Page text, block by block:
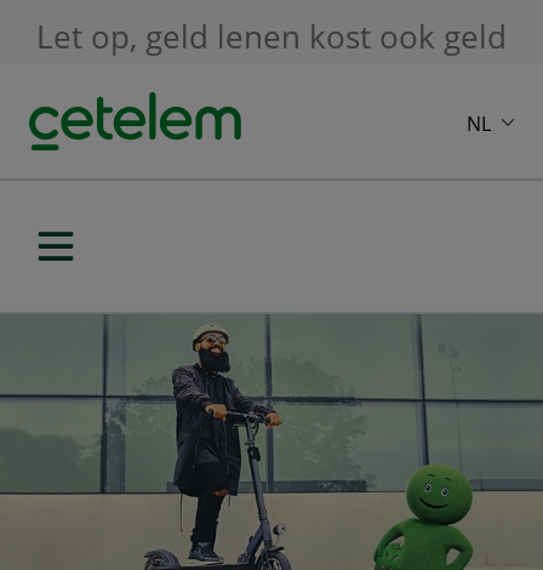
Let op, geld lenen kost ook geld
NL